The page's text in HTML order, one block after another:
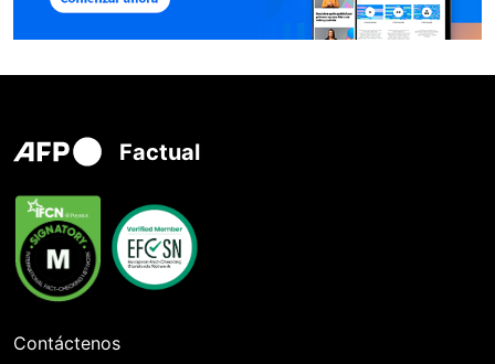
Factual
Contáctenos